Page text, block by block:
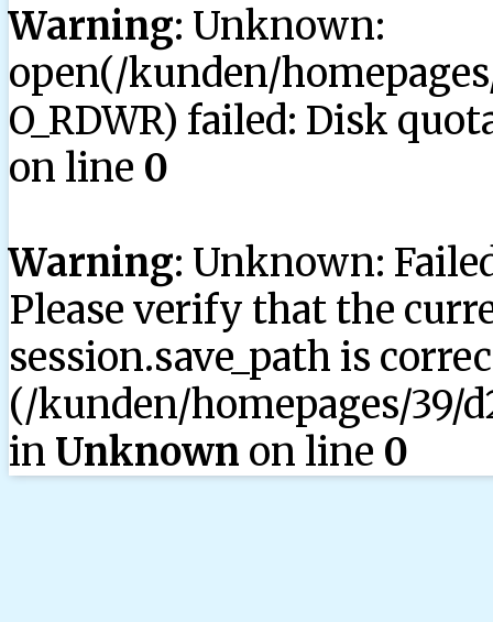
Warning: Unknown:
open(/kunden/
O_RDWR) failed: Disk
on line 0
Warning: Unknown:
Please verify that the
session.save_path is
(/kunden/homepages/39/
in Unknown on line 0